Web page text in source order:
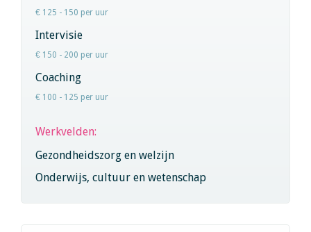
€ 125 - 150 per uur
Intervisie
€ 150 - 200 per uur
Coaching
€ 100 - 125 per uur
Werkvelden:
Gezondheidszorg en welzijn
Onderwijs, cultuur en wetenschap